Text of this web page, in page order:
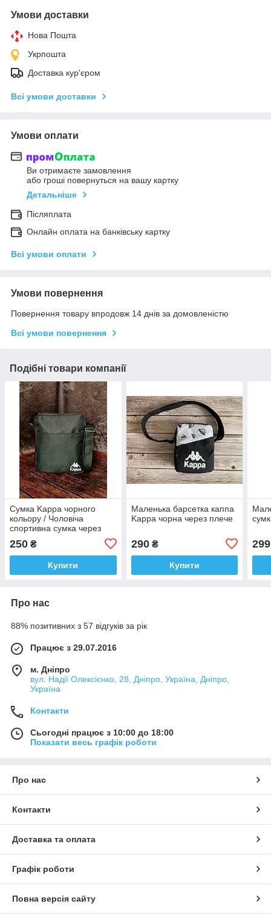
Умови доставки
Нова Пошта
Укрпошта
Доставка кур'єром
Всі умови доставки
Умови оплати
Ви отримаєте замовлення
або гроші повернуться на вашу картку
Детальніше
Післяплата
Онлайн оплата на банківську картку
Всі умови оплати
Умови повернення
Повернення товару впродовж 14 днів за домовленістю
Всі умови повернення
Подібні товари компанії
Сумка Kappa чорного
кольору / Чоловіча
спортивна сумка через
Kappa
250 ₴
Купити
Маленька барсетка каппа
Kappa чорна через плече
290₴
Купити
299
Про нас
88% позитивних з 57 відгуків за рік
Працює з 29.07.2016
м. Дніпро
вул. Надії Олексієнко, 28, Дніпро, Україна, Дніпро,
Україна
Контакти
Сьогодні працює з 10:00 до 18:00
Показати весь графік роботи
Про нас
Контакти
Доставка та оплата
Графік роботи
Повна версія сайту